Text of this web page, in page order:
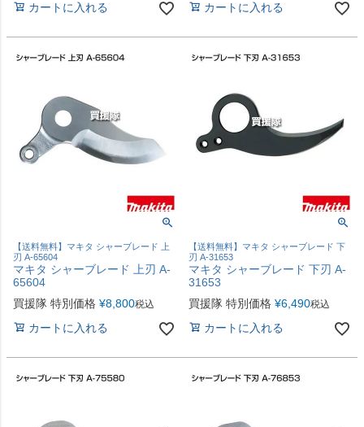
カートに入れる カートに入れる
【送料無料】マキタ シャーブレード 上
刃 A-65604
マキタ シャーブレード 上刃 A-
65604
買援隊 特別価格 ¥8,800税込
カートに入れる
【送料無料】マキタ シャーブレード 下
刃 A-31653
マキタ シャーブレード 下刃 A-
31653
買援隊 特別価格 ¥6,490税込
カートに入れる